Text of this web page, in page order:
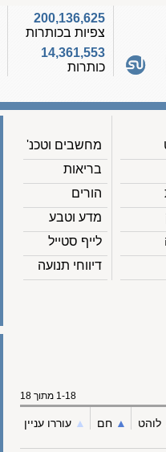
200,136,625
צפיות בכותרות
14,361,553
כותרות
מחשבים וטכנ'
בריאות
הורים
מדע וטבע
לייף סטייל
דיווחי תנועה
1-18 מתוך 18
לוהט ▲︎ חם ▲︎ עוררו עניין